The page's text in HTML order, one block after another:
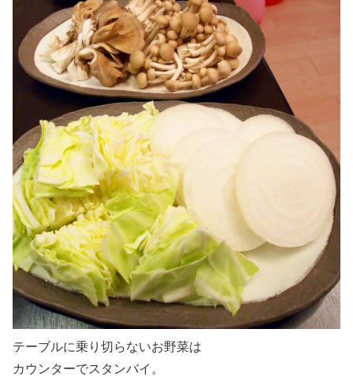
テーブルに乗り切らないお野菜は
カウンターでスタンバイ。